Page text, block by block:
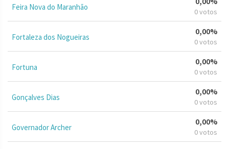
Feira Nova do Maranhão 0 votos
Fortaleza dos Nogueiras
0,00%
0 votos
Fortuna
0,00%
0 votos
Gonçalves Dias
0,00%
0 votos
Governador Archer
0,00%
0 votos